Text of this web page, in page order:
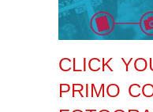
CLICK
PRIMO